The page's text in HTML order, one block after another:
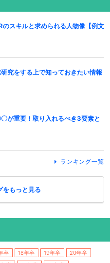
のスキルと求められる人物像【例文
研究をする上で知っておきたい情報
が重要！取り入れるべき3要素と
ランキング一覧
をもっと見る
卒 18年卒 19年卒
20年卒